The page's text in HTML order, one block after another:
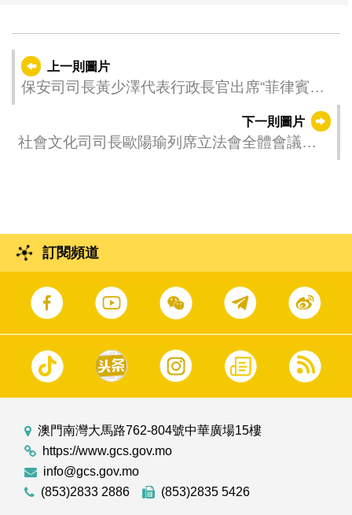
上一則圖片
保安司司長黃少澤代表行政長官出席“菲律賓獨
下一則圖片
社會文化司司長歐陽瑜列席立法會全體會議，
訂閱頻道
澳門南灣大馬路762-804號中華廣場15樓
https://www.gcs.gov.mo
info@gcs.gov.mo
(853)2833 2886
(853)2835 5426